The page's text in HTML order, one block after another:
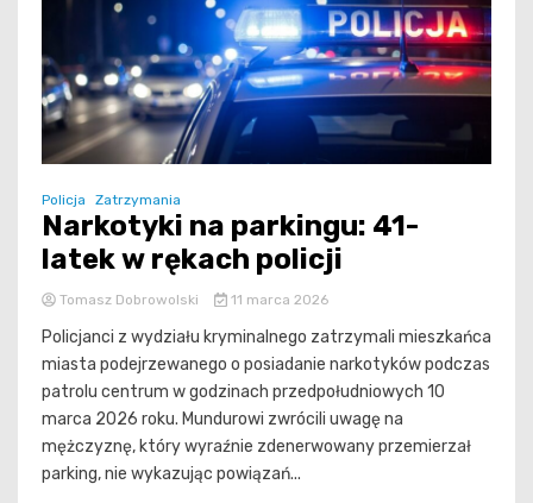
Policja Zatrzymania
Narkotyki na parkingu: 41-
latek w rękach policji
Tomasz Dobrowolski 11 marca 2026
Policjanci z wydziału kryminalnego zatrzymali mieszkańca
miasta podejrzewanego o posiadanie narkotyków podczas
patrolu centrum w godzinach przedpołudniowych 10
marca 2026 roku. Mundurowi zwrócili uwagę na
mężczyznę, który wyraźnie zdenerwowany przemierzał
parking, nie wykazując powiązań...